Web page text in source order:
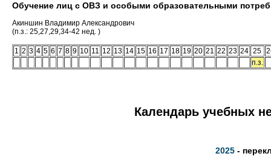
Обучение лиц с ОВЗ и особыми образовательными
Акиншин Владимир Александрович
(п.з.: 25,27,29,34-42 нед. )
1 2 3 4 5 6 7 8 9 10 11 12 13 14 15 16 17 18 19 20 21 22 23 24 25
п.з.
Календарь учебных
2025 -